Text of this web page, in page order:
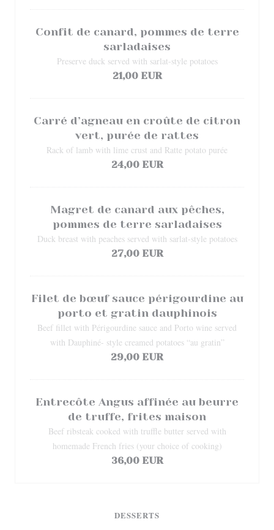
Confit de canard, pommes de terre
sarladaises
Preserve duck served with sarlat-style potatoes
21,00 EUR
Carré d’agneau en croûte de citron
vert, purée de rattes
Rack of lamb with lime crust and Ratte potato purée
24,00 EUR
Magret de canard aux pêches,
pommes de terre sarladaises
Duck breast with peaches served with sarlat-style potatoes
27,00 EUR
Filet de bœuf sauce périgourdine au
porto et gratin dauphinois
Beef fillet with Périgourdine sauce and Porto wine served
with Dauphiné- style creamed potatoes “au gratin”
29,00 EUR
Entrecôte Angus affinée au beurre
de truffe, frites maison
Beef ribsteak cooked with truffle butter served with
homemade French fries (your choice of cooking)
36,00 EUR
DESSERTS